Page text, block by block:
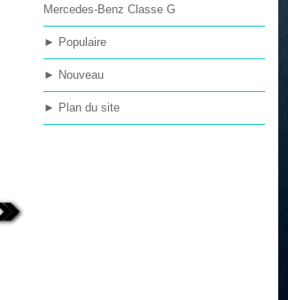
Mercedes-Benz Classe G
► Populaire
► Nouveau
► Plan du site